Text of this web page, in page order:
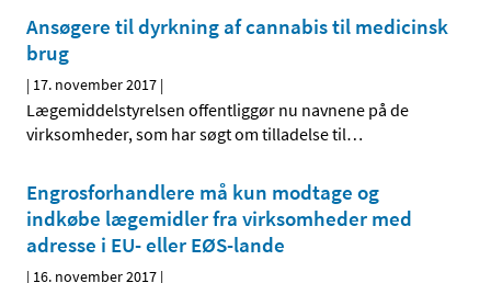
Ansøgere til dyrkning af cannabis til medicinsk
brug
| 17. november 2017 |
Lægemiddelstyrelsen offentliggør nu navnene på de
virksomheder, som har søgt om tilladelse til…
Engrosforhandlere må kun modtage og
indkøbe lægemidler fra virksomheder med
adresse i EU- eller EØS-lande
| 16. november 2017 |